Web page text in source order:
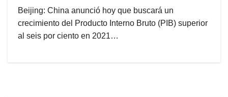
Beijing: China anunció hoy que buscará un
crecimiento del Producto Interno Bruto (PIB) superior
al seis por ciento en 2021…